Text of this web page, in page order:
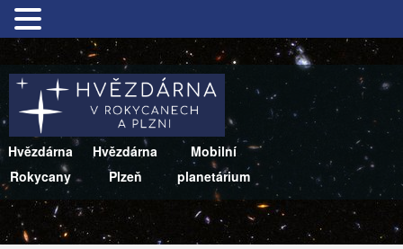
Hvězdárna
Rokycany
Hvězdárna
Plzeň
Mobilní
planetárium